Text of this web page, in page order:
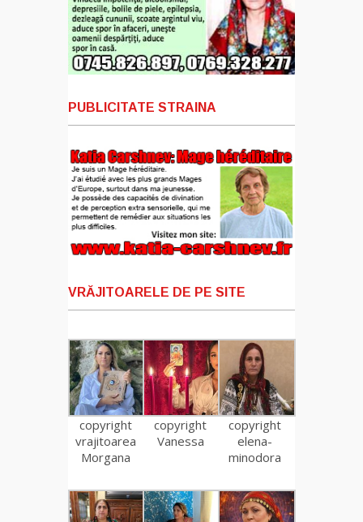
PUBLICITATE STRAINA
VRĂJITOARELE DE PE SITE
copyright
vrajitoarea
Morgana
copyright
Vanessa
copyright
elena-
minodora